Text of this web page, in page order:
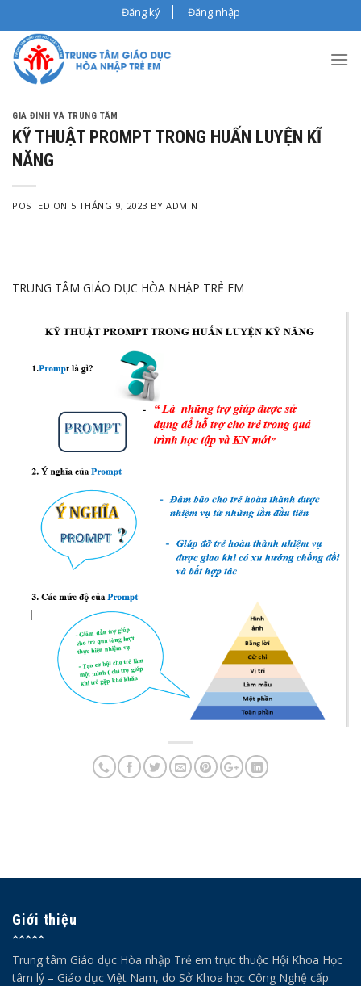
to
content
Đăng ký Đăng nhập
GIA ĐÌNH VÀ TRUNG TÂM
KỸ THUẬT PROMPT TRONG HUẤN LUYỆN KĨ
NĂNG
POSTED ON 5 THÁNG 9, 2023 BYADMIN
TRUNG TÂM GIÁO DỤC HÒA NHẬP TRẺ EM
Giới thiệu
Trung tâm Giáo dục Hòa nhập Trẻ em trực thuộc Hội Khoa Học
tâm lý – Giáo dục Việt Nam, do Sở Khoa học Công Nghệ cấp